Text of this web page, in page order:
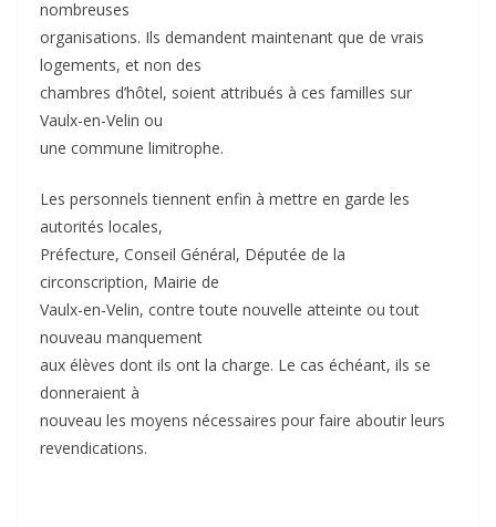
nombreuses
organisations. Ils demandent maintenant que de vrais
logements, et non des
chambres d’hôtel, soient attribués à ces familles sur
Vaulx-en-Velin ou
une commune limitrophe.
Les personnels tiennent enfin à mettre en garde les
autorités locales,
Préfecture, Conseil Général, Députée de la
circonscription, Mairie de
Vaulx-en-Velin, contre toute nouvelle atteinte ou tout
nouveau manquement
aux élèves dont ils ont la charge. Le cas échéant, ils se
donneraient à
nouveau les moyens nécessaires pour faire aboutir leurs
revendications.